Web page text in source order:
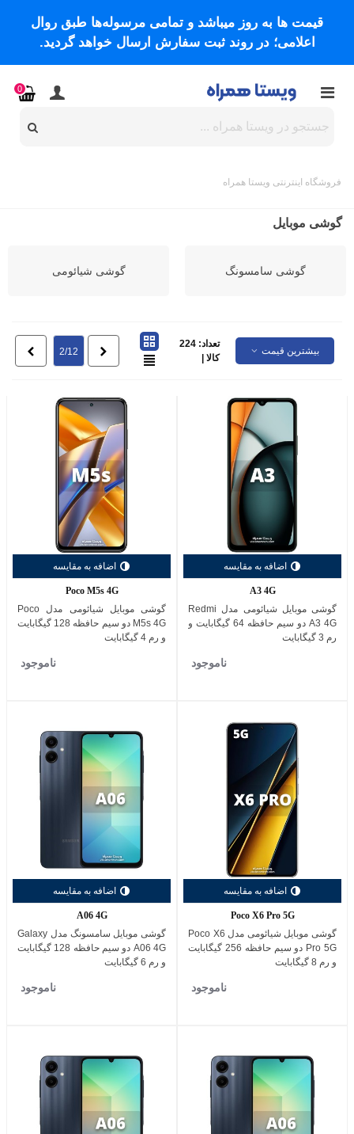
قیمت ها به روز میباشد و تمامی مرسوله‌ها طبق روال
اعلامی؛ در روند ثبت سفارش ارسال خواهد گردید.
0
فروشگاه اینترنتی ویستا همراه
گوشی موبایل
گوشی سامسونگ گوشی شیائومی
بیشترین قیمت
تعداد: 224
کالا |
2/12
اضافه به مقایسه
A3 4G
گوشی موبایل شیائومی مدل Redmi
A3 4G دو سیم حافظه 64 گیگابایت و
رم 3 گیگابایت
ناموجود
اضافه به مقایسه
Poco M5s 4G
گوشی موبایل شیائومی مدل Poco
M5s 4G دو سیم حافظه 128 گیگابایت
و رم 4 گیگابایت
ناموجود
اضافه به مقایسه
Poco X6 Pro 5G
گوشی موبایل شیائومی مدل Poco X6
Pro 5G دو سیم حافظه 256 گیگابایت
و رم 8 گیگابایت
ناموجود
اضافه به مقایسه
A06 4G
گوشی موبایل سامسونگ مدل Galaxy
A06 4G دو سیم حافظه 128 گیگابایت
و رم 6 گیگابایت
ناموجود